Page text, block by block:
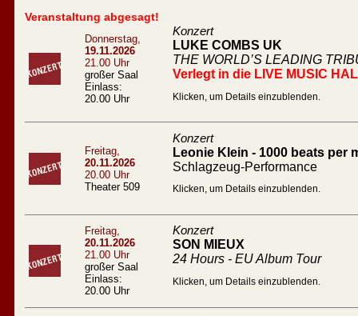
Veranstaltung abgesagt!
Donnerstag,
19.11.2026
21.00 Uhr
großer Saal
Einlass:
20.00 Uhr
Konzert
LUKE COMBS UK
THE WORLD’S LEADING
Verlegt in die LIVE MUSIC
Klicken, um Details einzublenden.
Freitag,
20.11.2026
20.00 Uhr
Theater 509
Konzert
Leonie Klein - 1000 beats per
Schlagzeug-Performance
Klicken, um Details einzublenden.
Freitag,
20.11.2026
21.00 Uhr
großer Saal
Einlass:
20.00 Uhr
Konzert
SON MIEUX
24 Hours - EU Album Tour
Klicken, um Details einzublenden.